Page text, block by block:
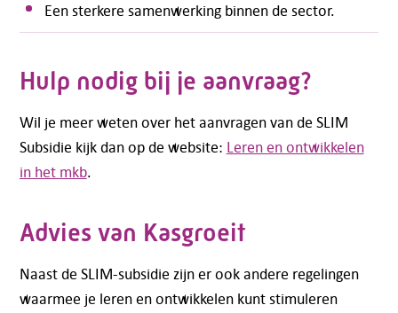
Een sterkere samenwerking binnen de sector.
Hulp nodig bij je aanvraag?
Wil je meer weten over het aanvragen van de SLIM
Subsidie kijk dan op de website: Leren en ontwikkelen
in het mkb.
Advies van Kasgroeit
Naast de SLIM-subsidie zijn er ook andere regelingen
waarmee je leren en ontwikkelen kunt stimuleren